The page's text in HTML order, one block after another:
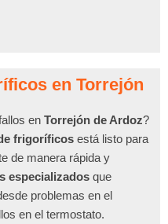
en Torrejón
en Torrejón de Ardoz?
frigoríficos está listo para
de manera rápida y
especializados que
problemas en el
en el termostato.